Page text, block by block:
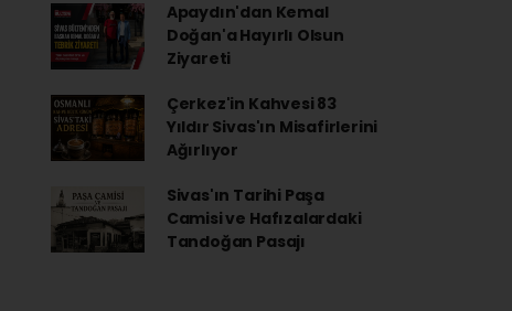
Apaydın'dan Kemal
Doğan'a Hayırlı Olsun
Ziyareti
Çerkez'in Kahvesi 83
Yıldır Sivas'ın Misafirlerini
Ağırlıyor
Sivas'ın Tarihi Paşa
Camisi ve Hafızalardaki
Tandoğan Pasajı